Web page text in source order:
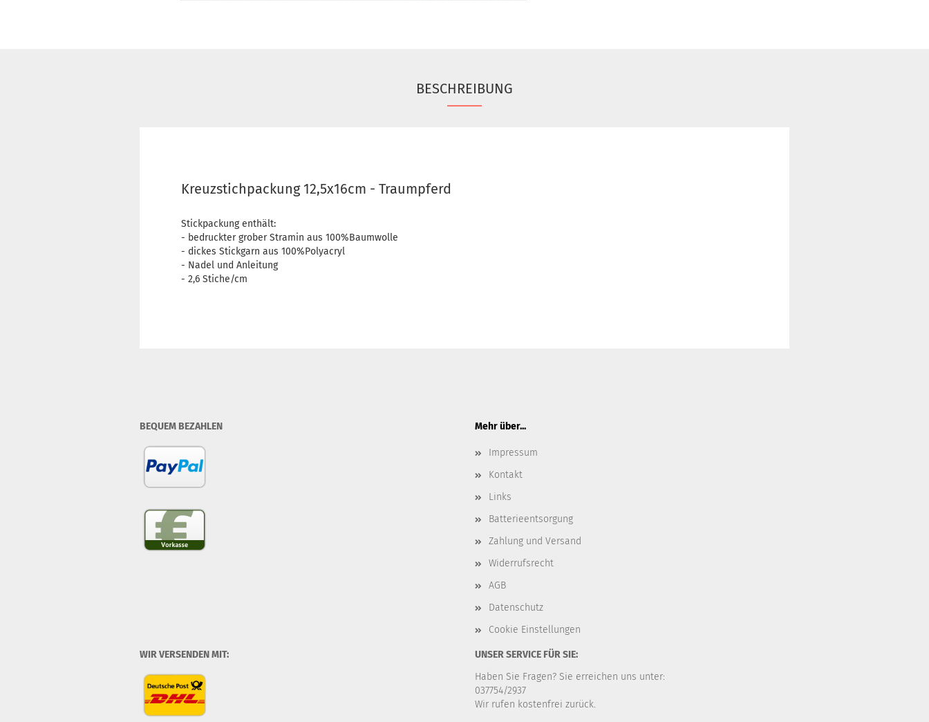
BESCHREIBUNG
Kreuzstichpackung 12,5x16cm - Traumpferd
Stickpackung enthält:
- bedruckter grober Stramin aus 100%Baumwolle
- dickes Stickgarn aus 100%Polyacryl
- Nadel und Anleitung
- 2,6 Stiche/cm
BEQUEM BEZAHLEN Mehr über...
Impressum
Kontakt
Links
Batterieentsorgung
Zahlung und Versand
Widerrufsrecht
AGB
Datenschutz
Cookie Einstellungen
WIR VERSENDEN MIT:
UNSER SERVICE FÜR SIE:
Haben Sie Fragen? Sie erreichen uns unter:
037754/2937
Wir rufen kostenfrei zurück.